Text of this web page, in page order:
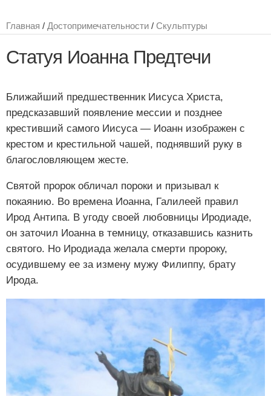
Главная / Достопримечательности / Скульптуры
Статуя Иоанна Предтечи
Ближайший предшественник Иисуса Христа,
предсказавший появление мессии и позднее
крестивший самого Иисуса — Иоанн изображен с
крестом и крестильной чашей, поднявший руку в
благословляющем жесте.
Святой пророк обличал пороки и призывал к
покаянию. Во времена Иоанна, Галилеей правил
Ирод Антипа. В угоду своей любовницы Иродиаде,
он заточил Иоанна в темницу, отказавшись казнить
святого. Но Иродиада желала смерти пророку,
осудившему ее за измену мужу Филиппу, брату
Ирода.